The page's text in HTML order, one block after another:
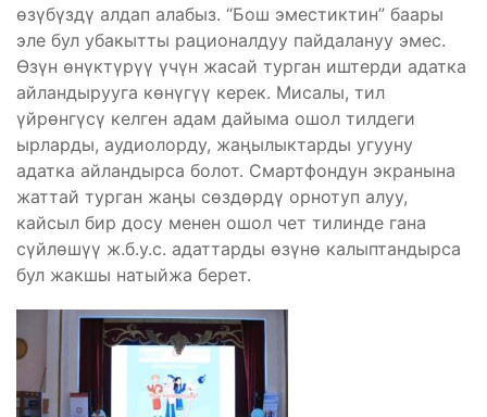
өзүбүздү алдап алабыз. “Бош эместиктин” баары
эле бул убакытты рационалдуу пайдалануу эмес.
Өзүн өнүктүрүү үчүн жасай турган иштерди адатка
айландырууга көнүгүү керек. Мисалы, тил
үйрөнгүсү келген адам дайыма ошол тилдеги
ырларды, аудиолорду, жаңылыктарды угууну
адатка айландырса болот. Смартфондун экранына
жаттай турган жаңы сөздөрдү орнотуп алуу,
кайсыл бир досу менен ошол чет тилинде гана
сүйлөшүү ж.б.у.с. адаттарды өзүнө калыптандырса
бул жакшы натыйжа берет.